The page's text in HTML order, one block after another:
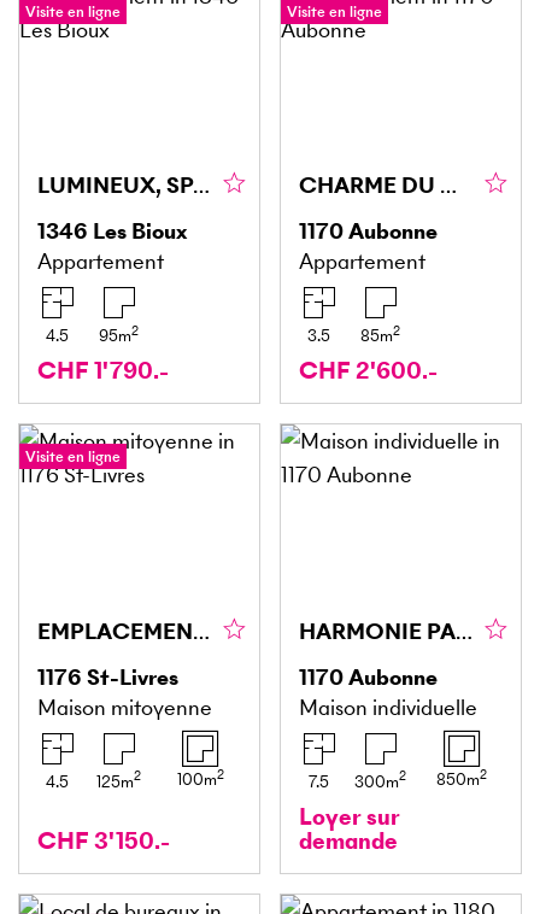
Visite en ligne
LUMINEUX, SPACIEUX, PROCHE DU LAC !
1346 Les Bioux
Appartement
4.5 95m2
CHF 1'790.-
Visite en ligne
CHARME DU CENTRE HISTORIQUE D'AUBONNE !
1170Aubonne
Appartement
3.5 85m2
CHF 2'600.-
Visite en ligne
EMPLACEMENT IDÉAL, VUE PANORAMIQUE !
1176 St-Livres
Maison mitoyenne
4.5 125m2 100m2
CHF 3'150.-
HARMONIE PARFAITE ENTRE MODERNITÉ ET CARACTÈRE
1170Aubonne
Maison individuelle
7.5 300m2 850m2
Loyer sur
demande